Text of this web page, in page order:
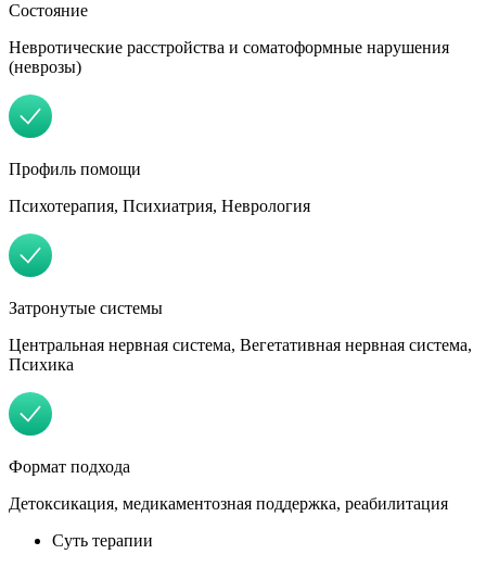
Состояние
Невротические расстройства и соматоформные нарушения
(неврозы)
Профиль помощи
Психотерапия, Психиатрия, Неврология
Затронутые системы
Центральная нервная система, Вегетативная нервная система,
Психика
Формат подхода
Детоксикация, медикаментозная поддержка, реабилитация
Суть терапии